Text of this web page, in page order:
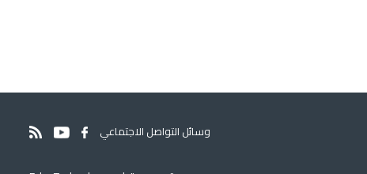
وسائل التواصل الاجتماعي